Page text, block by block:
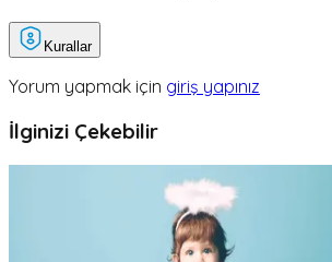
Kurallar
Yorum yapmak için giriş yapınız
İlginizi Çekebilir